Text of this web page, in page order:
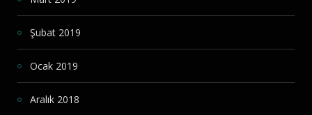
Şubat 2019
Ocak 2019
Aralık 2018